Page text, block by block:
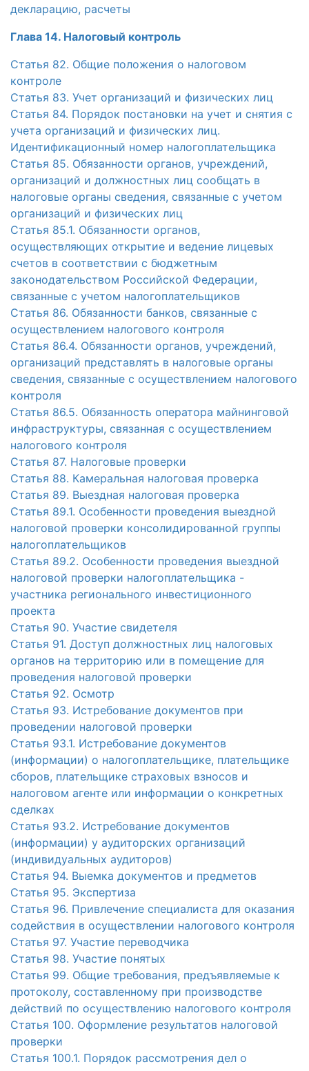
декларацию, расчеты
Глава 14. Налоговый контроль
Статья 82. Общие положения о налоговом
контроле
Статья 83. Учет организаций и физических лиц
Статья 84. Порядок постановки на учет и снятия с
учета организаций и физических лиц.
Идентификационный номер налогоплательщика
Статья 85. Обязанности органов, учреждений,
организаций и должностных лиц сообщать в
налоговые органы сведения, связанные с учетом
организаций и физических лиц
Статья 85.1. Обязанности органов,
осуществляющих открытие и ведение лицевых
счетов в соответствии с бюджетным
законодательством Российской Федерации,
связанные с учетом налогоплательщиков
Статья 86. Обязанности банков, связанные с
осуществлением налогового контроля
Статья 86.4. Обязанности органов, учреждений,
организаций представлять в налоговые органы
сведения, связанные с осуществлением налогового
контроля
Статья 86.5. Обязанность оператора майнинговой
инфраструктуры, связанная с осуществлением
налогового контроля
Статья 87. Налоговые проверки
Статья 88. Камеральная налоговая проверка
Статья 89. Выездная налоговая проверка
Статья 89.1. Особенности проведения выездной
налоговой проверки консолидированной группы
налогоплательщиков
Статья 89.2. Особенности проведения выездной
налоговой проверки налогоплательщика -
участника регионального инвестиционного
проекта
Статья 90. Участие свидетеля
Статья 91. Доступ должностных лиц налоговых
органов на территорию или в помещение для
проведения налоговой проверки
Статья 92. Осмотр
Статья 93. Истребование документов при
проведении налоговой проверки
Статья 93.1. Истребование документов
(информации) о налогоплательщике, плательщике
сборов, плательщике страховых взносов и
налоговом агенте или информации о конкретных
сделках
Статья 93.2. Истребование документов
(информации) у аудиторских организаций
(индивидуальных аудиторов)
Статья 94. Выемка документов и предметов
Статья 95. Экспертиза
Статья 96. Привлечение специалиста для оказания
содействия в осуществлении налогового контроля
Статья 97. Участие переводчика
Статья 98. Участие понятых
Статья 99. Общие требования, предъявляемые к
протоколу, составленному при производстве
действий по осуществлению налогового контроля
Статья 100. Оформление результатов налоговой
проверки
Статья 100.1. Порядок рассмотрения дел о